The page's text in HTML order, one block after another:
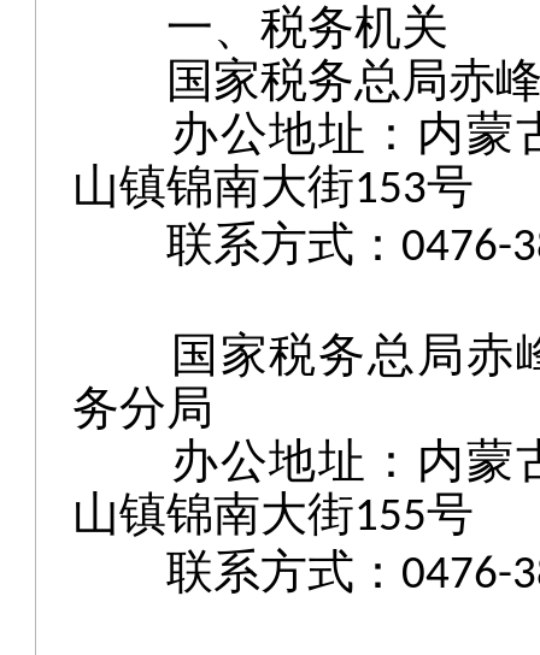
一、 税务机关
国家税务总局赤
办公地址：内蒙
山镇锦南大街153号
联系方式： 0476-
国家税务总局赤
务分局
办公地址：内蒙
山镇锦南大街155号
联系方式： 0476-